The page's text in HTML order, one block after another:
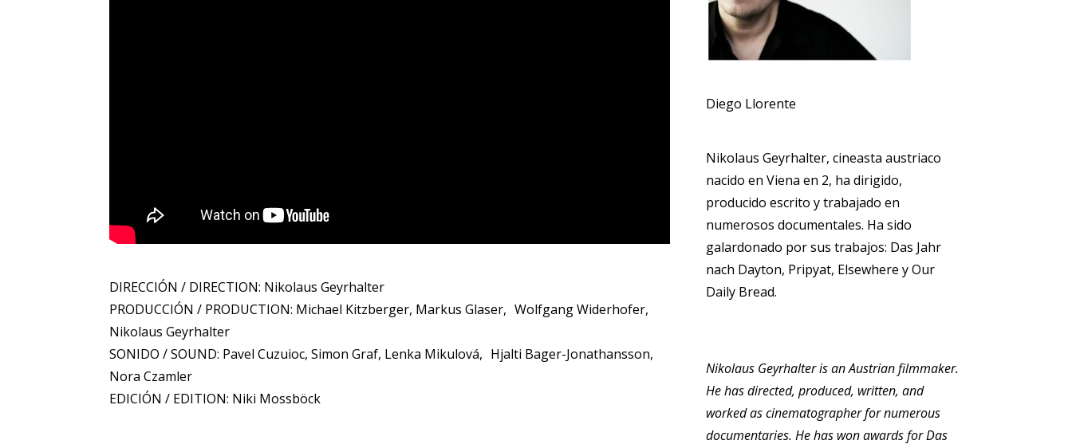
DIRECCIÓN / DIRECTION: Nikolaus Geyrhalter
PRODUCCIÓN / PRODUCTION: Michael Kitzberger, Markus Glaser, Wolfgang Widerhofer,
Nikolaus Geyrhalter
SONIDO / SOUND: Pavel Cuzuioc, Simon Graf, Lenka Mikulová, Hjalti Bager-Jonathansson,
Nora Czamler
EDICIÓN / EDITION: Niki Mossböck
Diego Llorente
Nikolaus Geyrhalter, cineasta austriaco
nacido en Viena en 2, ha dirigido,
producido escrito y trabajado en
numerosos documentales. Ha sido
galardonado por sus trabajos: Das Jahr
nach Dayton, Pripyat, Elsewhere y Our
Daily Bread.
Nikolaus Geyrhalter is an Austrian filmmaker.
He has directed, produced, written, and
worked as cinematographer for numerous
documentaries. He has won awards for Das